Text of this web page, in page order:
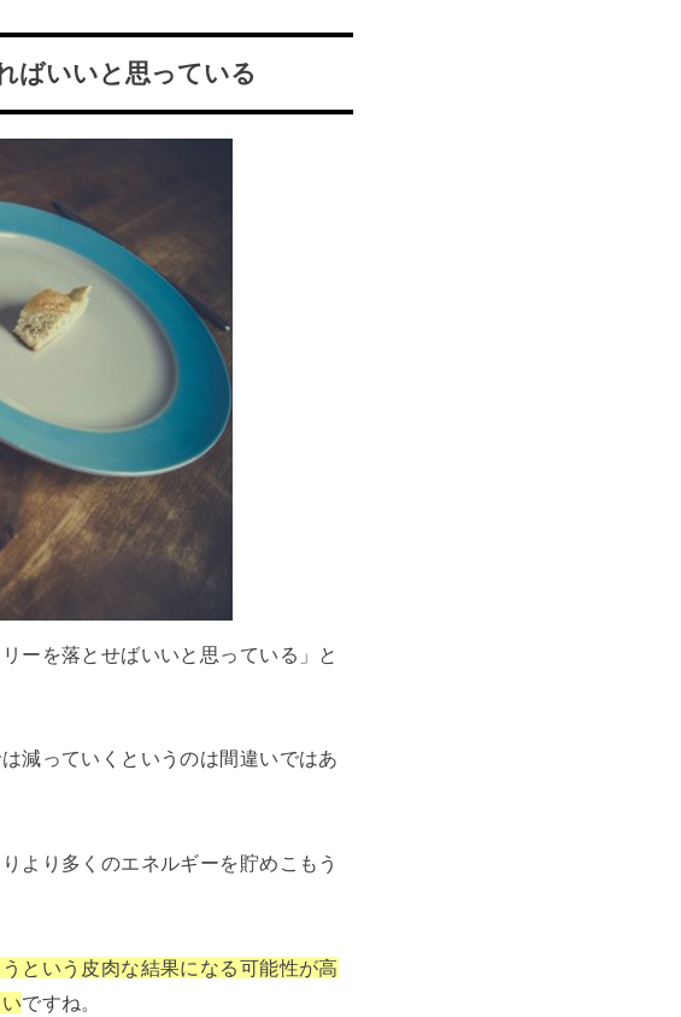
ばいいと思っている
ーを落とせばいいと思っている」と
減っていくというのは間違いではあ
より多くのエネルギーを貯めこもう
という皮肉な結果になる可能性が高
ですね。